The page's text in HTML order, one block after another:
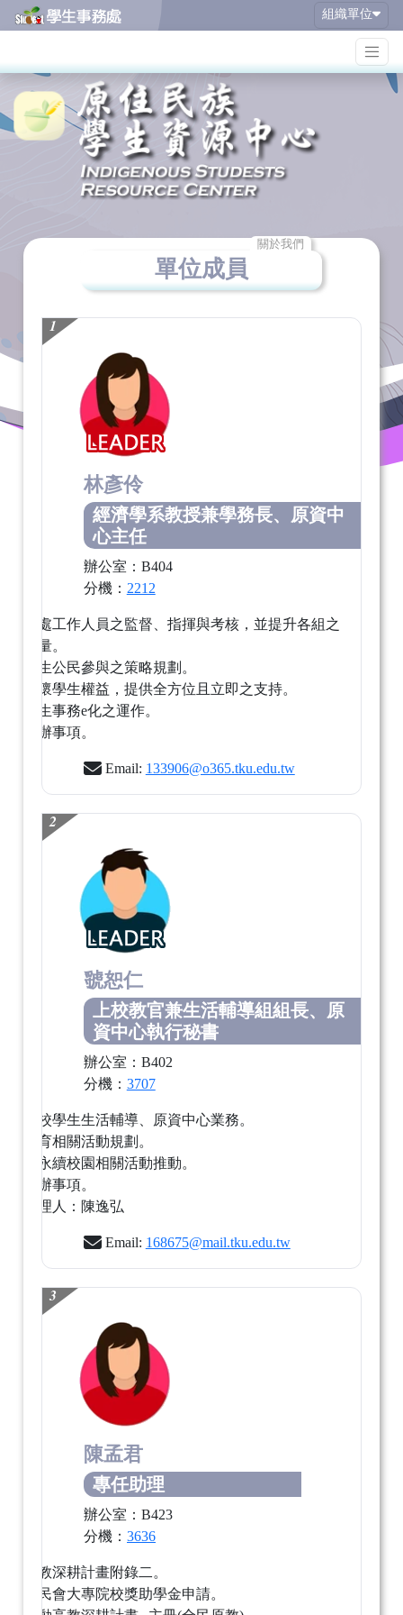
組織單位
關於我們
單位成員
1
林彥伶
經濟學系教授兼學務長、原資中
心主任
辦公室：B404
分機： 2212
責全處工作人員之監督、指揮與考核，並提升各組之
展能量。
調學生公民參與之策略規劃。
護關懷學生權益，提供全方位且立即之支持。
化學生事務e化之運作。
時交辦事項。
Email: 133906@o365.tku.edu.tw
2
虢恕仁
上校教官兼生活輔導組組長、原
資中心執行秘書
辦公室：B402
分機： 3707
理全校學生生活輔導、原資中心業務。
德教育相關活動規劃。
善、永續校園相關活動推動。
時交辦事項。
務代理人：陳逸弘
Email: 168675@mail.tku.edu.tw
3
陳孟君
專任助理
辦公室：B423
分機： 3636
行高教深耕計畫附錄二。
理原民會大專院校獎助學金申請。